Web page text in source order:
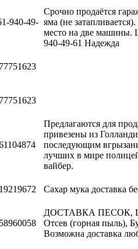
940-49-
Срочно продаётся
яма (не
место на две машины.
940-49-61 Надежда
Предлагаются для
привезены из
последующим
лучших в мире
вайбер.
Сахар мука доставка
ДОСТАВКА ПЕСОК,
Отсев (горная
Возможна доставка